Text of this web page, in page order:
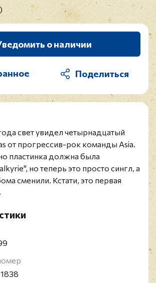
о наличии
свет увидел четырнадцатый
от прогрессив-рок команды Asia.
пластинка должна была
но теперь это просто сингл, а
сменили. Кстати, это первая
гитаристом Sam Coulson. Сама же
хит-парадов.
была основана в 1981 году и
группой, в неё вошли участники
успешно просуществовал до
в 1989 случилось воссоединение.